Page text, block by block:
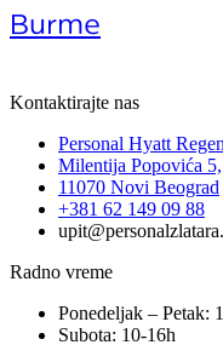
Burme
Kontaktirajte nas
Personal Hyatt
Milentija Popovića 5,
11070 Novi Beograd
+381 62 149 09 88
Radno vreme
Ponedeljak – Petak:
Subota: 10-16h